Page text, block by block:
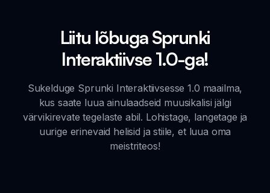
Liitu lõbuga Sprunki
Interaktiivse 1.0-ga!
Sukelduge Sprunki Interaktiivsesse 1.0 maailma,
kus saate luua ainulaadseid muusikalisi jälgi
värvikirevate tegelaste abil. Lohistage, langetage ja
uurige erinevaid helisid ja stiile, et luua oma
meistriteos!